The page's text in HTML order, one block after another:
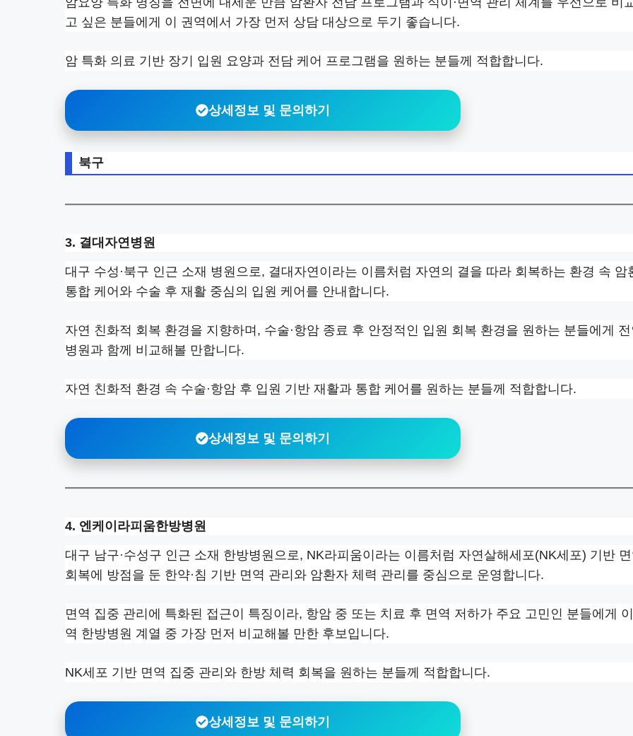
고 싶은 분들에게 이 권역에서 가장 먼저 상담 대상으로 두기 좋습니다.
암 특화 의료 기반 장기 입원 요양과 전담 케어 프로그램을 원하는 분들께 적합합니다.
상세정보 및 문의하기
북구
3. 결대자연병원
대구 수성·북구 인근 소재 병원으로, 결대자연이라는 이름처럼 자연의 결을 따라 회복하는 환경 속 암
통합 케어와 수술 후 재활 중심의 입원 케어를 안내합니다.
자연 친화적 회복 환경을 지향하며, 수술·항암 종료 후 안정적인 입원 회복 환경을 원하는 분들에게 전
병원과 함께 비교해볼 만합니다.
자연 친화적 환경 속 수술·항암 후 입원 기반 재활과 통합 케어를 원하는 분들께 적합합니다.
상세정보 및 문의하기
4. 엔케이라피움한방병원
대구 남구·수성구 인근 소재 한방병원으로, NK라피움이라는 이름처럼 자연살해세포(NK세포) 기반 면
회복에 방점을 둔 한약·침 기반 면역 관리와 암환자 체력 관리를 중심으로 운영합니다.
면역 집중 관리에 특화된 접근이 특징이라, 항암 중 또는 치료 후 면역 저하가 주요 고민인 분들에게
역 한방병원 계열 중 가장 먼저 비교해볼 만한 후보입니다.
NK세포 기반 면역 집중 관리와 한방 체력 회복을 원하는 분들께 적합합니다.
상세정보 및 문의하기